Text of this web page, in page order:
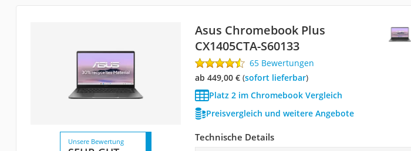
Asus Chromebook Plus
CX1405CTA-S60133
65 Bewertungen
ab 449,00 €( Sofort lieferbar)
Platz 2 im Chromebook Vergleich
Preisvergleich und weitere Angebote
Unsere Bewertung Technische Details